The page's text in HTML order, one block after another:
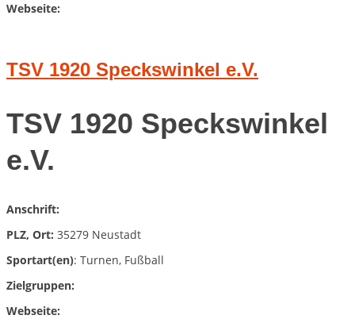
Webseite:
TSV 1920 Speckswinkel e.V.
TSV 1920 Speckswinkel
e.V.
Anschrift:
PLZ, Ort: 35279 Neustadt
Sportart(en): Turnen, Fußball
Zielgruppen:
Webseite: